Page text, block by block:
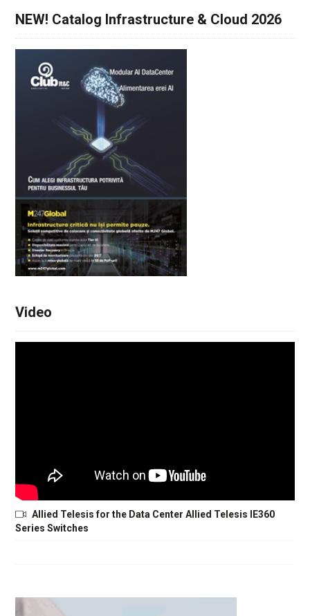
NEW! Catalog Infrastructure & Cloud 2026
Video
Allied Telesis for the Data Center Allied Telesis IE360
Series Switches